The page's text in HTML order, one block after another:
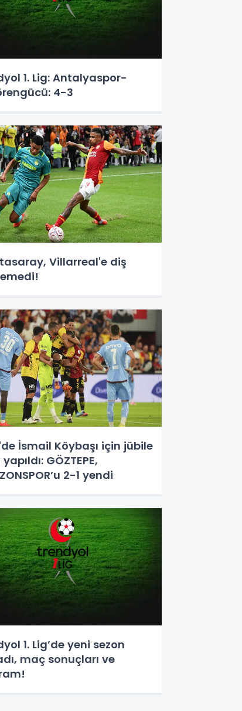
1. Lig: Antalyaspor-
4-3
Villarreal'e diş
İsmail Köybaşı için jübile
GÖZTEPE,
2-1 yendi
1. Lig’de yeni sezon
maç sonuçları ve